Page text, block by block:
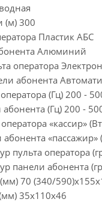
(м) 300
Пластик АБС
Алюминий
оператора
абонента
(Гц) 200 -
(Гц) 200 -
«кассир»
«пассажир»
пульта оператора
панели абонента
70 (340/
35х110х46